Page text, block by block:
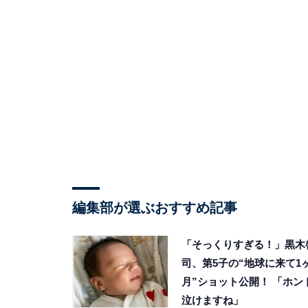
編集部が選ぶおすすめ記事
「そっくりすぎる！」黒木
司、第5子の“地球に来て1
月”ショット公開！ 「ホン
泣けますね」